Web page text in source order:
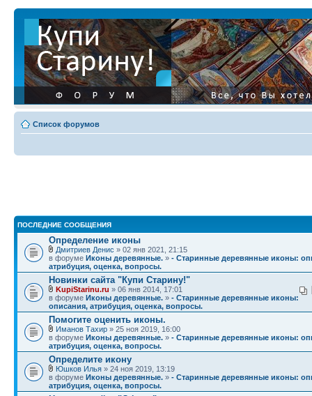
Список форумов
ПОСЛЕДНИЕ СООБЩЕНИЯ
Определение иконы
Дмитриев Денис » 02 янв 2021, 21:15
в форуме Иконы деревянные. » - Старинные деревянные иконы:
атрибуция, оценка, вопросы.
Новинки сайта "Купи Старину!"
KupiStarinu.ru » 06 янв 2014, 17:01
в форуме Иконы деревянные. » - Старинные деревянные иконы:
описания, атрибуция, оценка, вопросы.
Помогите оценить иконы.
Иманов Тахир » 25 ноя 2019, 16:00
в форуме Иконы деревянные. » - Старинные деревянные иконы:
атрибуция, оценка, вопросы.
Определите икону
Юшков Илья » 24 ноя 2019, 13:19
в форуме Иконы деревянные. » - Старинные деревянные иконы:
атрибуция, оценка, вопросы.